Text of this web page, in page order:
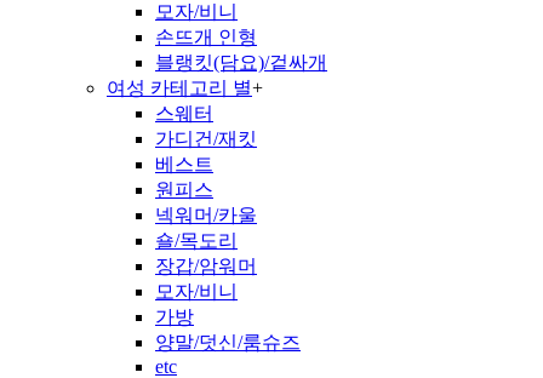
모자/비니
손뜨개 인형
블랭킷(담요)/겉싸개
여성 카테고리 별+
스웨터
가디건/재킷
베스트
원피스
넥워머/카울
숄/목도리
장갑/암워머
모자/비니
가방
양말/덧신/룸슈즈
etc